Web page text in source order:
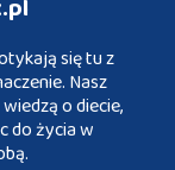
się tu z
Nasz
o diecie,
do życia w